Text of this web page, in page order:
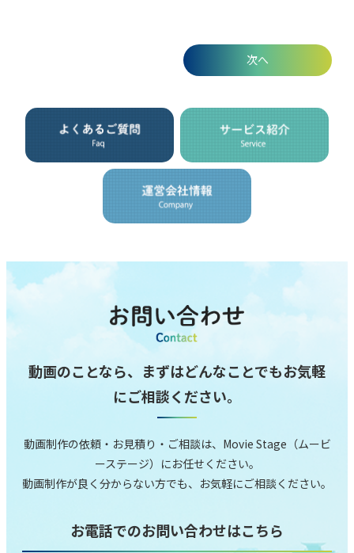
次へ
動画のことなら、まずはどんなことでもお気軽
にご相談ください。
動画制作の依頼‧お⾒積り‧ご相談は、Movie Stage（ムービ
ーステージ）にお任せください。
動画制作が良く分からない⽅でも、お気軽にご相談ください。
お電話でのお問い合わせはこちら